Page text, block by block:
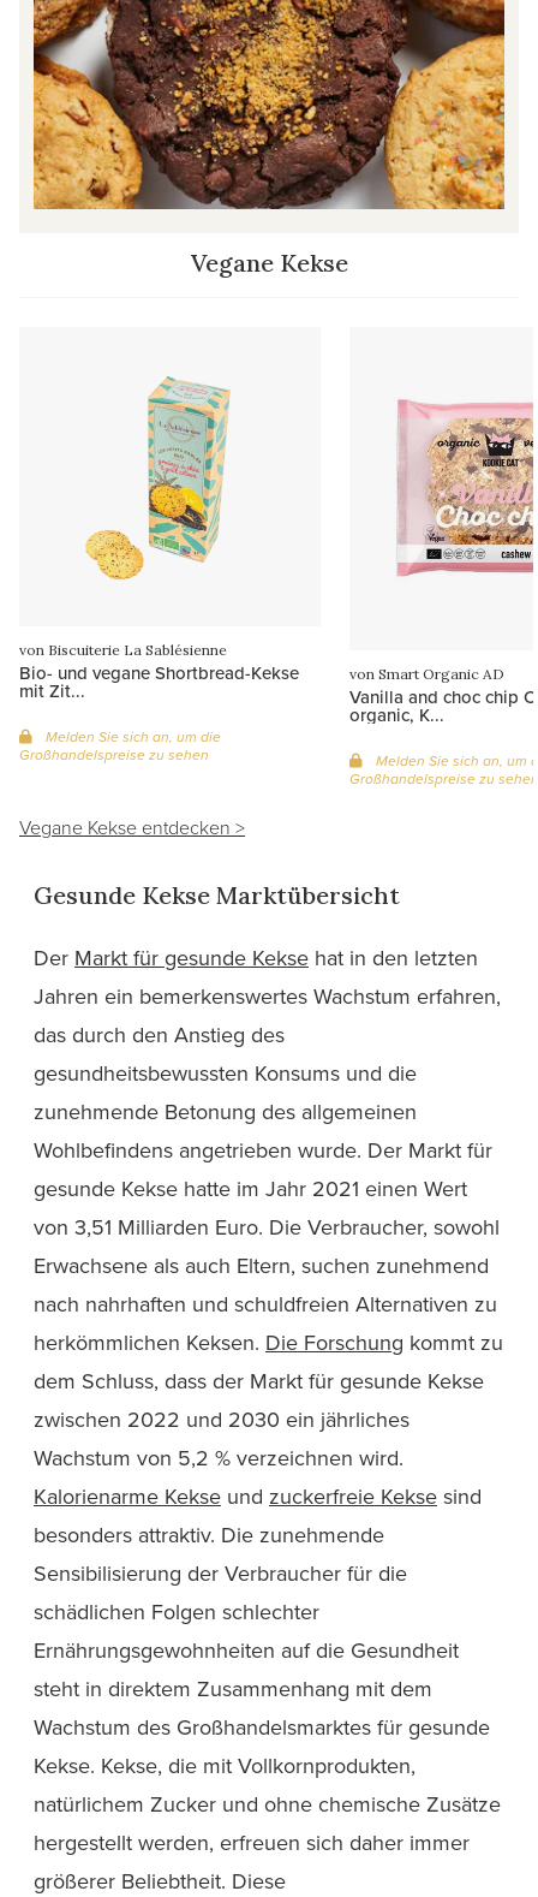
Vegane Kekse
von Biscuiterie La Sablésienne
Bio- und vegane Shortbread-Kekse
mit Zit...
Melden Sie sich an, um die
Großhandelspreise zu sehen
von Smart Organic AD
Vanilla and choc chip
organic, K...
Melden Sie sich an, um
Großhandelspreise zu sehen
Vegane Kekse entdecken >
Gesunde Kekse Marktübersicht
Der Markt für gesunde Kekse hat in den letzten
Jahren ein bemerkenswertes Wachstum erfahren,
das durch den Anstieg des
gesundheitsbewussten Konsums und die
zunehmende Betonung des allgemeinen
Wohlbefindens angetrieben wurde. Der Markt für
gesunde Kekse hatte im Jahr 2021 einen Wert
von 3,51 Milliarden Euro. Die Verbraucher, sowohl
Erwachsene als auch Eltern, suchen zunehmend
nach nahrhaften und schuldfreien Alternativen zu
herkömmlichen Keksen. Die Forschung kommt zu
dem Schluss, dass der Markt für gesunde Kekse
zwischen 2022 und 2030 ein jährliches
Wachstum von 5,2 % verzeichnen wird.
Kalorienarme Kekse und zuckerfreie Kekse sind
besonders attraktiv. Die zunehmende
Sensibilisierung der Verbraucher für die
schädlichen Folgen schlechter
Ernährungsgewohnheiten auf die Gesundheit
steht in direktem Zusammenhang mit dem
Wachstum des Großhandelsmarktes für gesunde
Kekse. Kekse, die mit Vollkornprodukten,
natürlichem Zucker und ohne chemische Zusätze
hergestellt werden, erfreuen sich daher immer
größerer Beliebtheit. Diese